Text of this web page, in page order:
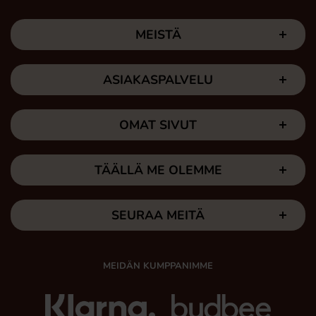
MEISTÄ
ASIAKASPALVELU
OMAT SIVUT
TÄÄLLÄ ME OLEMME
SEURAA MEITÄ
MEIDÄN KUMPPANIMME